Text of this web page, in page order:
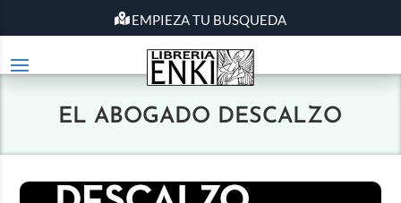
EMPIEZA TU BUSQUEDA
EL ABOGADO DESCALZO